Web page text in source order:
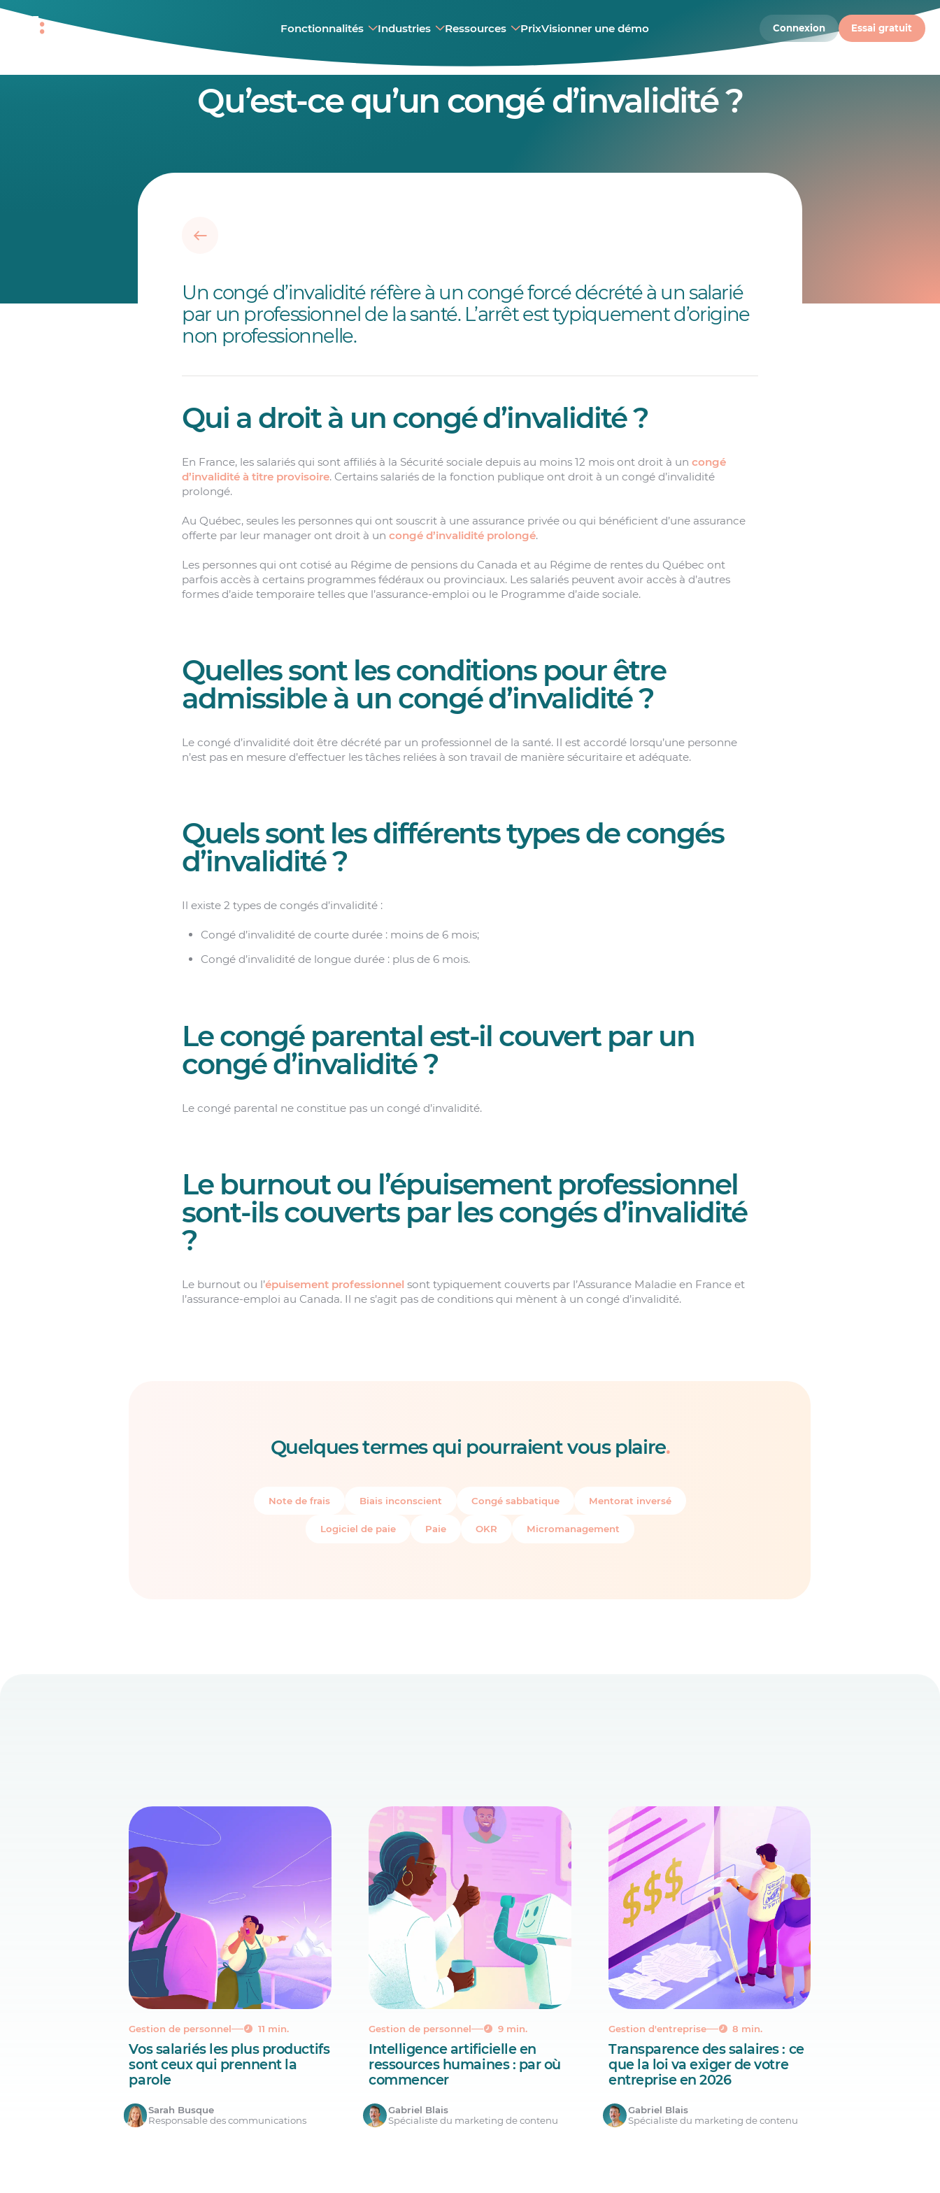
Fonctionnalités Industries Ressources PrixVisionner une démo Connexion Essai gratuit
Qu’est-ce qu’un congé d’invalidité ?
Un congé d’invalidité réfère à un congé forcé décrété à un salarié
par un professionnel de la santé. L’arrêt est typiquement d’origine
non professionnelle.
Qui a droit à un congé d’invalidité ?
En France, les salariés qui sont affiliés à la Sécurité sociale depuis au moins 12 mois ont droit à uncongé
d’invalidité à titre provisoire. Certains salariés de la fonction publique ont droit à un congé d’invalidité
prolongé.
Au Québec, seules les personnes qui ont souscrit à une assurance privée ou qui bénéficient d’une assurance
offerte par leur manager ont droit à uncongé d’invalidité prolongé.
Les personnes qui ont cotisé au Régime de pensions du Canada et au Régime de rentes du Québec ont
parfois accès à certains programmes fédéraux ou provinciaux. Les salariés peuvent avoir accès à d’autres
formes d’aide temporaire telles que l’assurance-emploi ou le Programme d’aide sociale.
Quelles sont les conditions pour être
admissible à un congé d’invalidité ?
Le congé d’invalidité doit être décrété par un professionnel de la santé. Il est accordé lorsqu’une personne
n’est pas en mesure d’effectuer les tâches reliées à son travail de manière sécuritaire et adéquate.
Quels sont les différents types de congés
d’invalidité ?
Il existe 2 types de congés d’invalidité :
Congé d’invalidité de courte durée : moins de 6 mois;
Congé d’invalidité de longue durée : plus de 6 mois.
Le congé parental est-il couvert par un
congé d’invalidité ?
Le congé parental ne constitue pas un congé d’invalidité.
Le burnout ou l’épuisement professionnel
sont-ils couverts par les congés d’invalidité
?
Le burnout ou l’épuisement professionnel sont typiquement couverts par l’Assurance Maladie en France et
l’assurance-emploi au Canada. Il ne s’agit pas de conditions qui mènent à un congé d’invalidité.
Quelques termes qui pourraient vous plaire.
Note de frais Biais inconscient Congé sabbatique Mentorat inversé
Logiciel de paie Paie OKR Micromanagement
Gestion de personnel 11 min.
Vos salariés les plus productifs
sont ceux qui prennent la
parole
Sarah Busque
Responsable des communications
Gestion de personnel 9 min.
Intelligence artificielle en
ressources humaines : par où
commencer
Gabriel Blais
Spécialiste du marketing de contenu
Gestion d'entreprise 8 min.
Transparence des salaires : ce
que la loi va exiger de votre
entreprise en 2026
Gabriel Blais
Spécialiste du marketing de contenu